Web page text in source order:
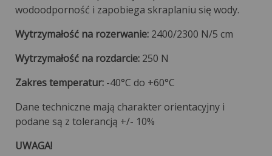
wodoodporność i zapobiega skraplaniu się wody.
Wytrzymałość na rozerwanie: 2400/2300 N/5 cm
Wytrzymałość na rozdarcie: 250 N
Zakres temperatur: -40°C do +60°C
Dane techniczne mają charakter orientacyjny i
podane są z tolerancją +/- 10%
UWAGA!